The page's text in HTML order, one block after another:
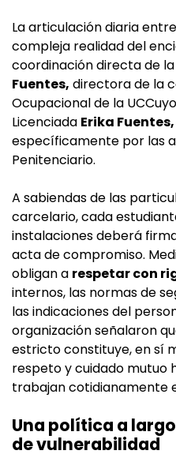
La articulación diaria
compleja realidad del
coordinación directa de
Fuentes, directora de la
Ocupacional de la
Licenciada Erika Fuentes,
específicamente por las
Penitenciario.
A sabiendas de las
carcelario, cada
instalaciones deberá
acta de compromiso.
obligan a respetar con
internos, las normas de
las indicaciones del
organización señalaron
estricto constituye, en sí
respeto y cuidado mutuo
trabajan cotidianamente
Una política a
de vulnerabilidad